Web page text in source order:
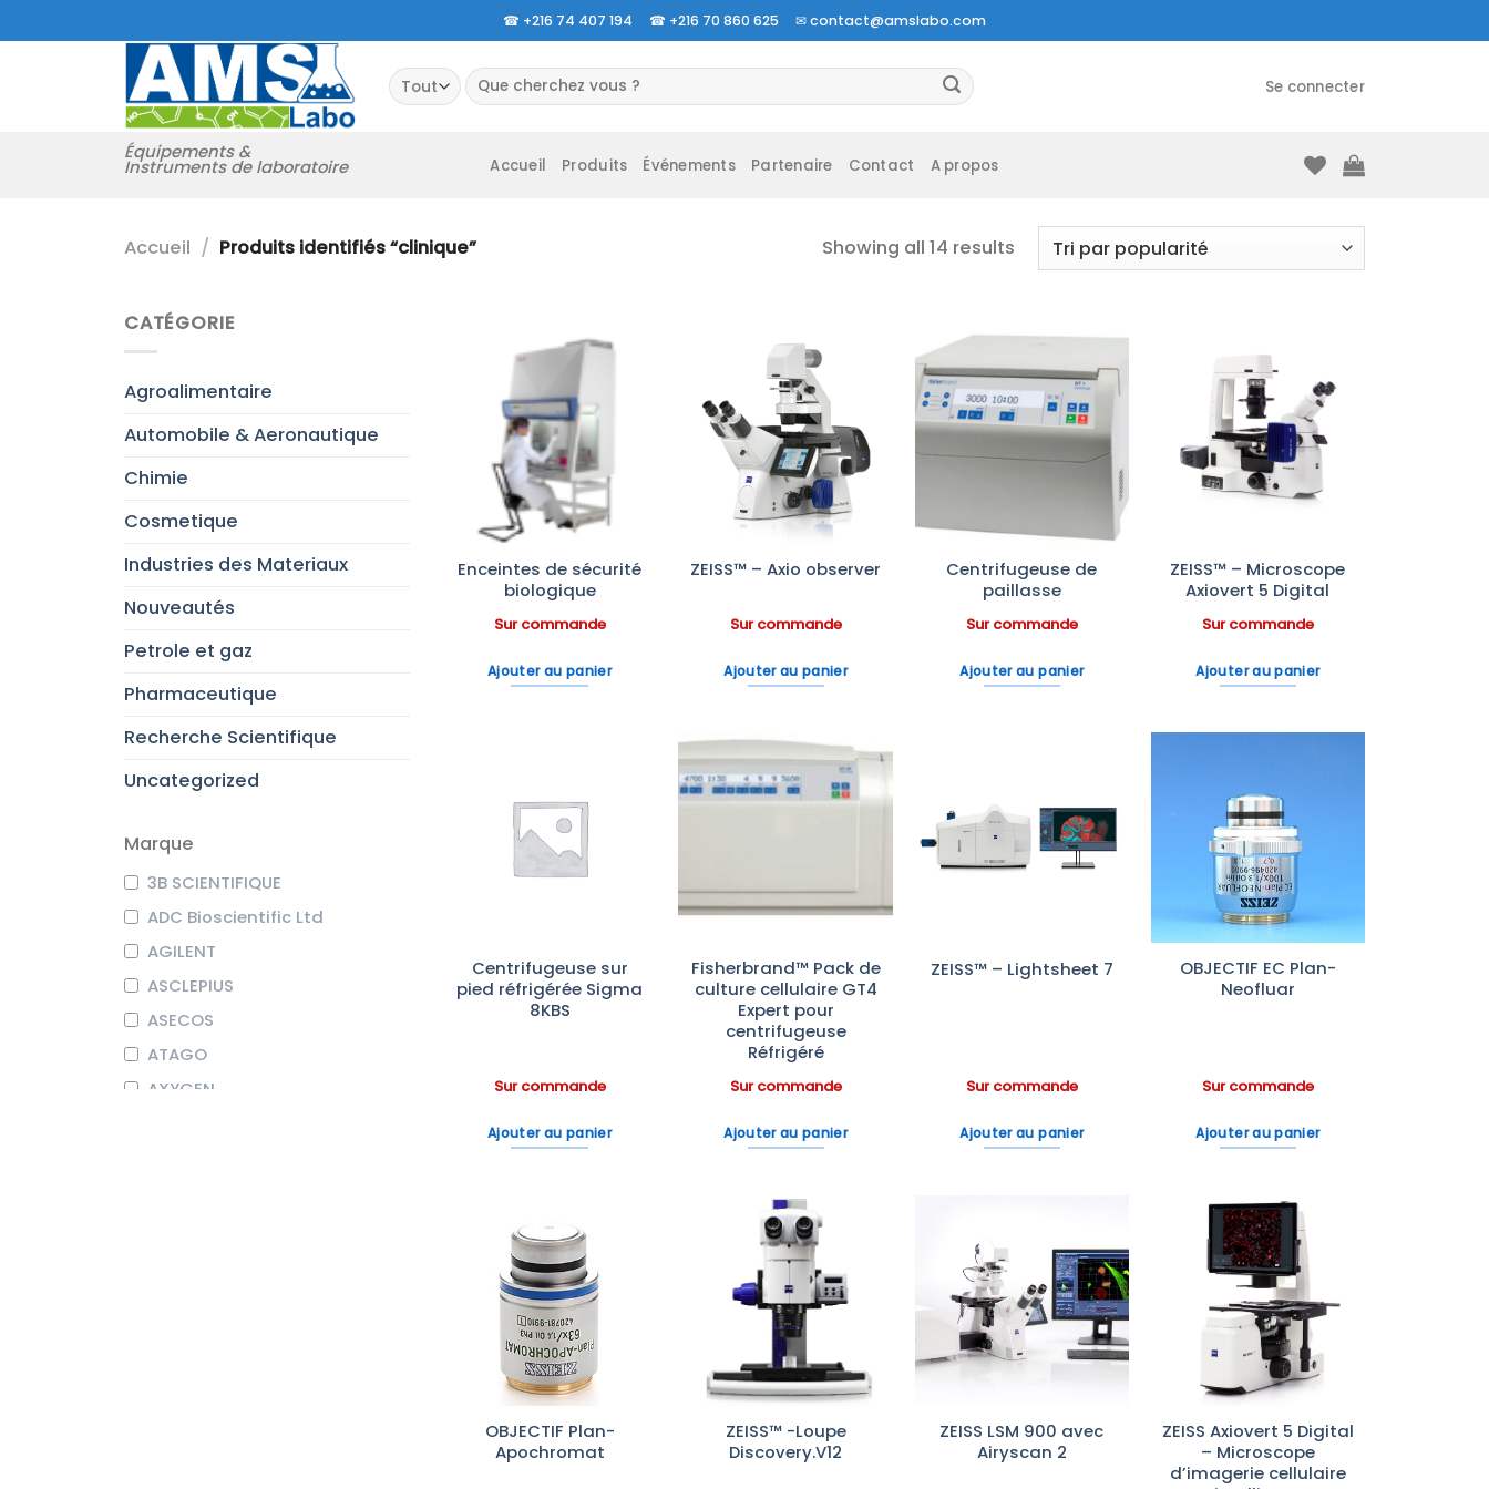
au
☎ +216 74 407 194 ☎ +216 70 860 625 ✉contact@amslabo.com
Équipements &
Instruments de laboratoire
Recherche
pour :
Se connecter
Accueil Produits Événements Partenaire Contact A propos
Accueil / Produits identifiés “clinique” Showing all 14 results
CATÉGORIE
Agroalimentaire
Automobile & Aeronautique
Chimie
Cosmetique
Industries des Materiaux
Nouveautés
Petrole et gaz
Pharmaceutique
Recherche Scientifique
Uncategorized
Marque
3B SCIENTIFIQUE
ADC Bioscientific Ltd
AGILENT
ASCLEPIUS
ASECOS
ATAGO
AXYGEN
Ajouter
à la liste
d’envies
Enceintes de sécurité
biologique
Sur commande
Ajouter au panier
Ajouter
à la liste
d’envies
ZEISS™ – Axio observer
Sur commande
Ajouter au panier
Ajouter
à la liste
d’envies
Centrifugeuse de
paillasse
Sur commande
Ajouter au panier
Ajouter
à la liste
d’envies
ZEISS™ – Microscope
Axiovert 5 Digital
Sur commande
Ajouter au panier
à la liste
d’envies
Centrifugeuse sur
pied réfrigérée Sigma
8KBS
Sur commande
Ajouter au panier
Fisherbrand™ Pack de
culture cellulaire GT4
Expert pour
centrifugeuse
Réfrigéré
Sur commande
Ajouter au panier
Ajouter
à la liste
d’envies
ZEISS™ – Lightsheet 7
Sur commande
Ajouter au panier
Ajouter
à la liste
OBJECTIF EC Plan-
Neofluar
Sur commande
Ajouter au panier
Ajouter
OBJECTIF Plan-
Apochromat
Ajouter
à la liste
ZEISS™ -Loupe
Discovery.V12
Ajouter
à la liste
d’envies
ZEISS LSM 900 avec
Airyscan 2
Ajouter
à la liste
d’envies
ZEISS Axiovert 5 Digital
– Microscope
d’imagerie cellulaire